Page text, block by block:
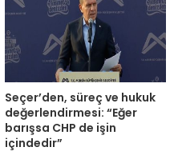
Seçer’den, süreç ve hukuk
değerlendirmesi: “Eğer
barışsa CHP de işin
içindedir”